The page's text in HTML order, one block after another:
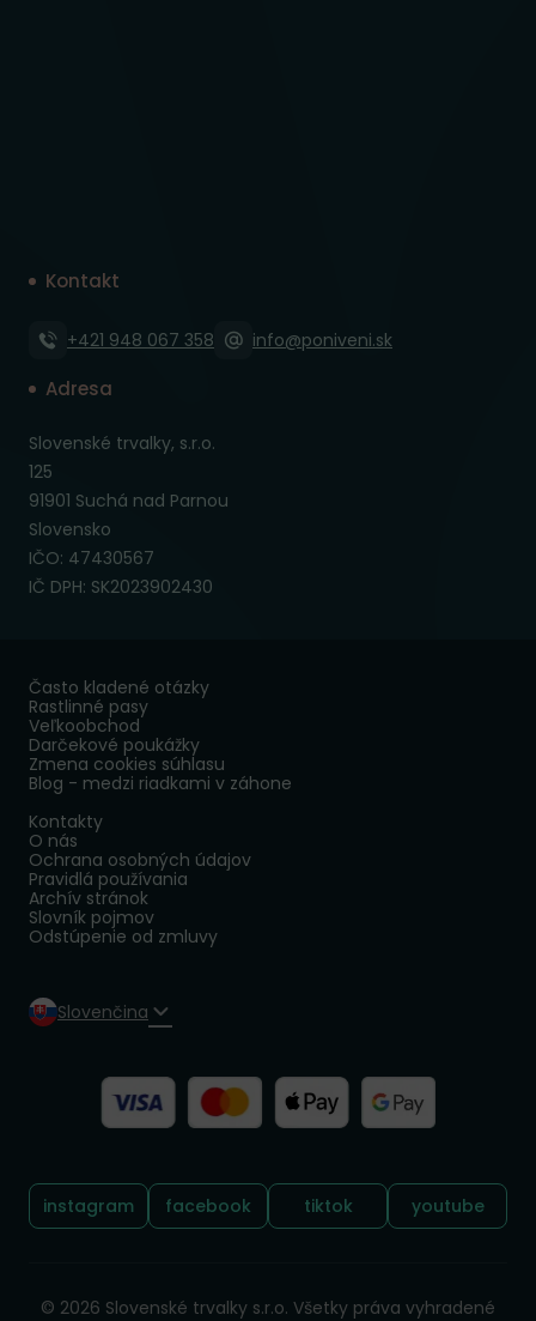
Kontakt
+421 948 067 358 info@poniveni.sk
Adresa
Slovenské trvalky, s.r.o.
125
91901 Suchá nad Parnou
Slovensko
IČO: 47430567
IČ DPH: SK2023902430
Často kladené otázky
Rastlinné pasy
Veľkoobchod
Darčekové poukážky
Zmena cookies súhlasu
Blog - medzi riadkami v záhone
Kontakty
O nás
Ochrana osobných údajov
Pravidlá používania
Archív stránok
Slovník pojmov
Odstúpenie od zmluvy
Slovenčina
Sledujte nás:
instagram facebook tiktok youtube
© 2026 Slovenské trvalky s.r.o. Všetky práva vyhradené